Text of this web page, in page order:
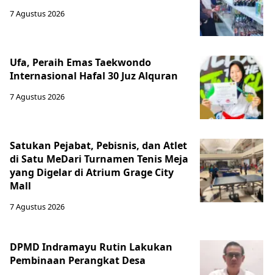
7 Agustus 2026
Ufa, Peraih Emas Taekwondo
Internasional Hafal 30 Juz Alquran
7 Agustus 2026
Satukan Pejabat, Pebisnis, dan Atlet
di Satu MeDari Turnamen Tenis Meja
yang Digelar di Atrium Grage City
Mall
7 Agustus 2026
DPMD Indramayu Rutin Lakukan
Pembinaan Perangkat Desa